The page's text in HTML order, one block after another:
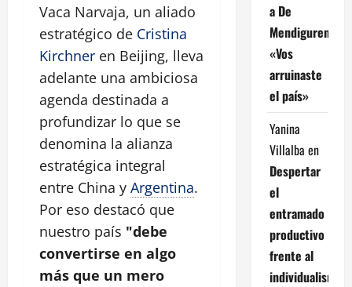
Vaca Narvaja, un aliado
estratégico de Cristina
Kirchner en Beijing, lleva
adelante una ambiciosa
agenda destinada a
profundizar lo que se
denomina la alianza
estratégica integral
entre China y Argentina.
Por eso destacó que
nuestro país "debe
convertirse en algo
más que un mero
a De
Mendiguren:
«Vos
arruinaste
el país»
Yanina
Villalba en
Despertar
el
entramado
productivo
frente al
individualismo